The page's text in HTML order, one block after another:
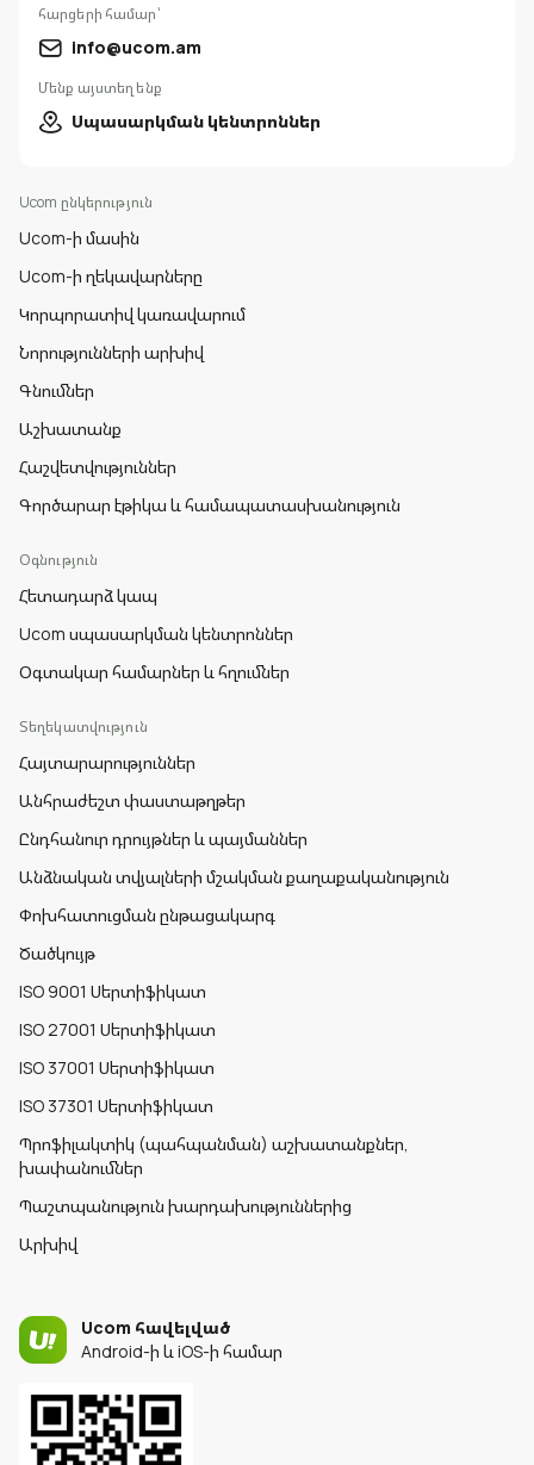
Ucom ընկերություն
Ucom-ի մասին
Ucom-ի ղեկավարները
Կորպորատիվ կառավարում
Նորությունների արխիվ
Գնումներ
Աշխատանք
Հաշվետվություններ
Գործարար էթիկա և համապատասխանություն
Օգնություն
Հետադարձ կապ
Ucom սպասարկման կենտրոններ
Օգտակար համարներ և հղումներ
Տեղեկատվություն
Հայտարարություններ
Անհրաժեշտ փաստաթղթեր
Ընդհանուր դրույթներ և պայմաններ
Անձնական տվյալների մշակման քաղաքականություն
Փոխհատուցման ընթացակարգ
Ծածկույթ
ISO 9001 Սերտիֆիկատ
ISO 27001 Սերտիֆիկատ
ISO 37001 Սերտիֆիկատ
ISO 37301 Սերտիֆիկատ
Պրոֆիլակտիկ (պահպանման) աշխատանքներ,
խափանումներ
Պաշտպանություն խարդախություններից
Արխիվ
հարցերի համար՝
info@ucom.am
Մենք այստեղ ենք
Սպասարկման կենտրոններ
Ucom հավելված
Android-ի և iOS-ի համար